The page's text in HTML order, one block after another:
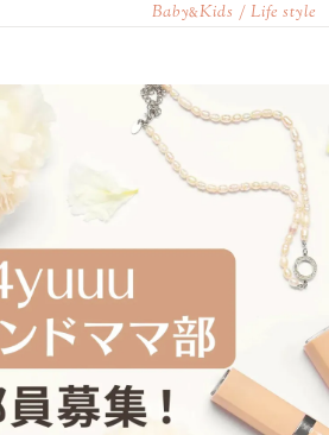
Baby&Kids / Life style